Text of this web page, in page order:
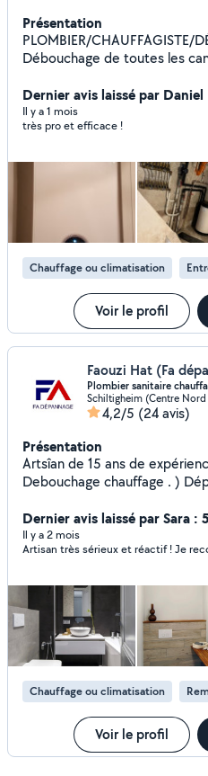
Présentation
PLOMBIER/CHAUFFAGISTE/
Débouchage de toutes les canalisations
de ballon d'eau chaude - Installation de toute robinetterie.
- WC à installer - création arrivée d'eau machine à laver +
évacuation - Installation meuble vasque - installation de
fait l'installation complète de
l'entretien de chaudière avec délivrance d'attestation
vous garantie un travail
de l'art.
Dernier avis laissé par
Il y a 1 mois
très pro et efficace !
Chauffage ou climatisation
Voir le profil
Faouzi Hat (Fa
Plombier sanitaire
Schiltigheim (Centre Nord
4,2/5 (24 avis)
Présentation
Artsîan de 15 ans de
Debouchage chauffage . ) Dépannage installation
chaude électrique - Dépannage chaudière gaz murale et
installation - recherche de fuite sur tout installation cuivre,
P.E.R., multicouche - installation WC, mitigeur, évier,
chaudière gaz et
Dernier avis laissé par Sara :
Il y a 2 mois
Artisan très sérieux et réactif ! Je
Chauffage ou climatisation
Voir le profil